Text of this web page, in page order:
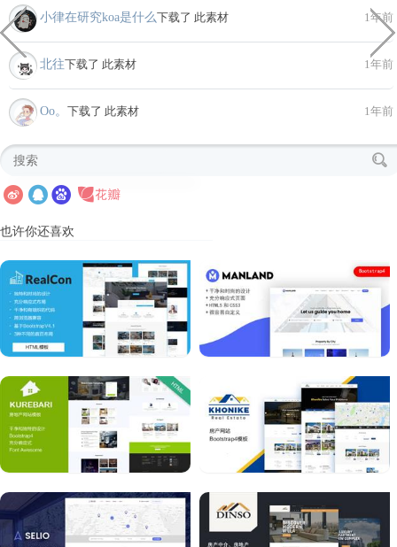
小律在研究koa是什么下载了 此素材 1年前
北往下载了 此素材 1年前
Oo。 下载了 此素材 1年前
也许你还喜欢